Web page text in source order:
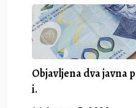
Objavljena dva javna
i.